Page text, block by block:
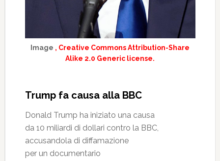
Image , Creative Commons Attribution-Share
Alike 2.0 Generic license.
Trump fa causa alla BBC
Donald Trump ha iniziato una causa
da 10 miliardi di dollari contro la BBC,
accusandola di diffamazione
per un documentario